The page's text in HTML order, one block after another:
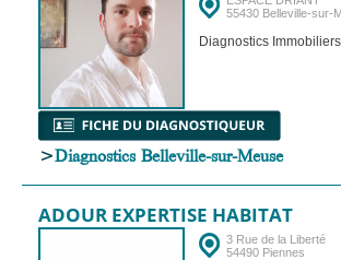
55430 Belleville-sur-
Diagnostics
>Diagnostics Belleville-sur-Meuse
ADOUR EXPERTISE HABITAT
3 Rue de la Liberté
54490 Piennes